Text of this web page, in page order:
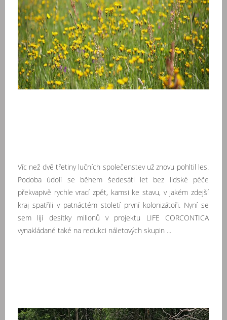
Víc než dvě třetiny lučních společenstev už znovu pohltil les.
Podoba údolí se během šedesáti let bez lidské péče
překvapivě rychle vrací zpět, kamsi ke stavu, v jakém zdejší
kraj spatřili v patnáctém století první kolonizátoři. Nyní se
sem lijí desítky milionů v projektu LIFE CORCONTICA
vynakládané také na redukci náletových skupin ...